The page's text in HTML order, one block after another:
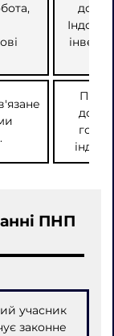
ПНП
учасник
законне